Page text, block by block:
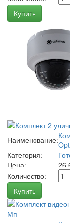
Купить
Наименование:
Категория:
Цена:
26
Количество:
Купить